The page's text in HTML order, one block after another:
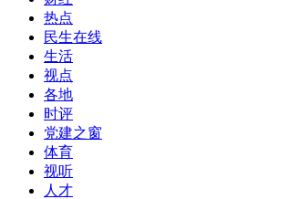
热点
民生在线
生活
视点
各地
时评
党建之窗
体育
视听
人才